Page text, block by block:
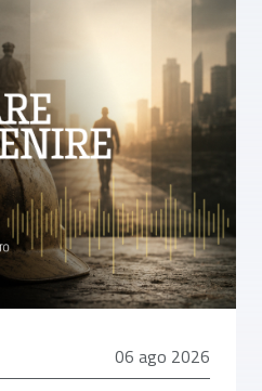
06 agosto 2026
06 ago 2026